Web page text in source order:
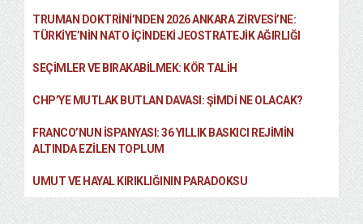
TRUMAN DOKTRINI’NDEN 2026 ANKARA ZIRVESI’NE:
TÜRKIYE’NIN NATO İÇINDEKI JEOSTRATEJIK AĞIRLIĞI
SEÇIMLER VE BIRAKABILMEK: KÖR TALIH
CHP’YE MUTLAK BUTLAN DAVASI: ŞİMDİ NE OLACAK?
FRANCO’NUN İSPANYASI: 36 YILLIK BASKICI REJIMIN
ALTINDA EZILEN TOPLUM
UMUT VE HAYAL KIRIKLIĞININ PARADOKSU